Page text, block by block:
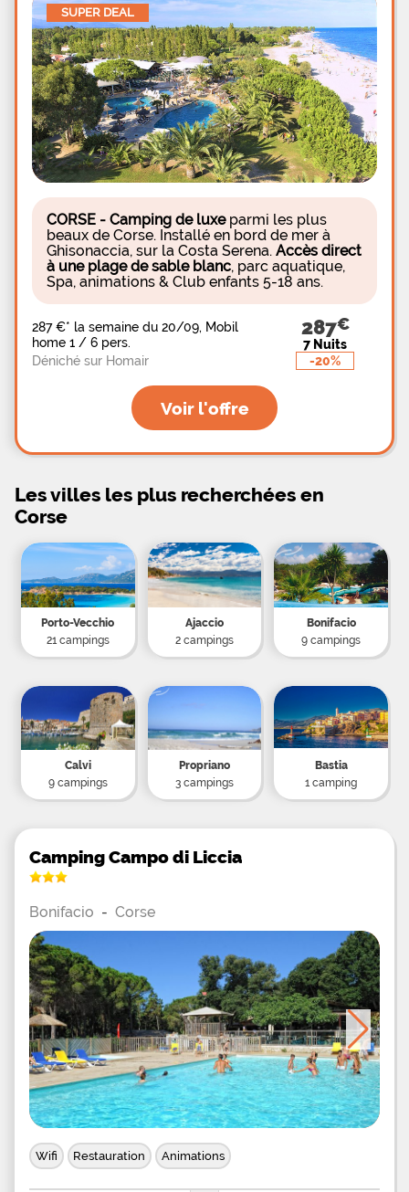
SUPER DEAL
CORSE - Camping de luxe parmi les plus
beaux de Corse. Installé en bord de mer à
Ghisonaccia, sur la Costa Serena. Accès direct
à une plage de sable blanc, parc aquatique,
Spa, animations & Club enfants 5-18 ans.
287 €* la semaine du 20/09, Mobil
home 1 / 6 pers.
Déniché sur Homair
287
7 Nuits
-20%
Voir l'offre
Les villes les plus recherchées en
Corse
Porto-Vecchio
21 campings
Ajaccio
2 campings
Bonifacio
9 campings
Calvi
9 campings
Propriano
3 campings
Bastia
1 camping
Camping Campo di Liccia
Bonifacio - Corse
Wifi Restauration Animations